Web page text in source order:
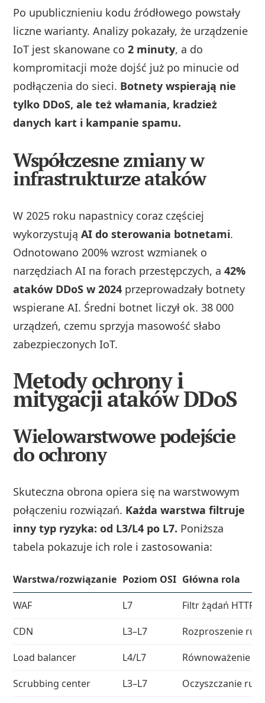
Po upublicznieniu kodu źródłowego powstały
liczne warianty. Analizy pokazały, że urządzenie
IoT jest skanowane co2 minuty, a do
kompromitacji może dojść już po minucie od
podłączenia do sieci. Botnety wspierają nie
tylko DDoS, ale też włamania, kradzież
danych kart i kampanie spamu.
Współczesne zmiany w
infrastrukturze ataków
W 2025 roku napastnicy coraz częściej
wykorzystująAI do sterowania botnetami.
Odnotowano 200% wzrost wzmianek o
narzędziach AI na forach przestępczych, a42%
ataków DDoS w 2024 przeprowadzały botnety
wspierane AI. Średni botnet liczył ok. 38 000
urządzeń, czemu sprzyja masowość słabo
zabezpieczonych IoT.
Metody ochrony i
mitygacji ataków DDoS
Wielowarstwowe podejście
do ochrony
Skuteczna obrona opiera się na warstwowym
połączeniu rozwiązań. Każda warstwa filtruje
inny typ ryzyka: od L3/L4 po L7. Poniższa
tabela pokazuje ich role i zastosowania:
Warstwa/rozwiązanie Poziom OSI Główna rola
WAF
L7
Filtr żądań HTTP/
CDN
L3–L7
Rozproszenie
Load balancer
L4/L7
Równoważenie
Scrubbing center
L3–L7
Oczyszczanie